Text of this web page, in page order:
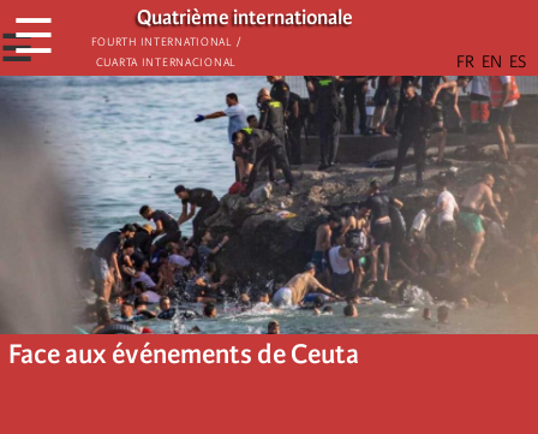
Aller
au
contenu
principal
Quatrième internationale
Fourth International /
Cuarta Internacional
☰
☰
Face aux événements de Ceuta